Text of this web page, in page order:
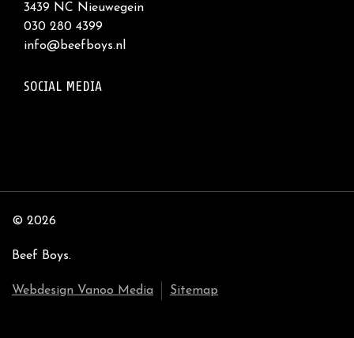
3439 NC Nieuwegein
030 280 4399
info@beefboys.nl
SOCIAL MEDIA
© 2026
Beef Boys.
Webdesign Vanoo Media Sitemap